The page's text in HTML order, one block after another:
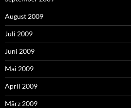
August 2009
Juli 2009
Juni 2009
Mai 2009
April 2009
März 2009